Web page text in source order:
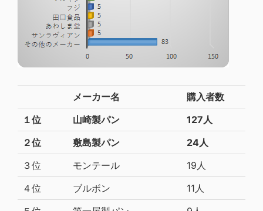
メーカー名
購入者数
１位
山崎製パン
127人
２位
敷島製パン
24人
３位
モンテール
19人
４位
ブルボン
11人